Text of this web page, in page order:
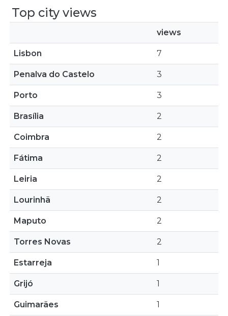
Top city views
views
Lisbon 7
Penalva do Castelo 3
Porto 3
Brasília 2
Coimbra 2
Fátima 2
Leiria 2
Lourinhã 2
Maputo 2
Torres Novas 2
Estarreja 1
Grijó 1
Guimarães 1